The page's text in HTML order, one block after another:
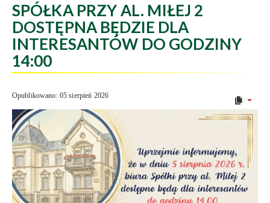
SPÓŁKA PRZY AL. MIŁEJ 2
DOSTĘPNA BĘDZIE DLA
INTERESANTÓW DO GODZINY
14:00
Opublikowano: 05 sierpień 2026